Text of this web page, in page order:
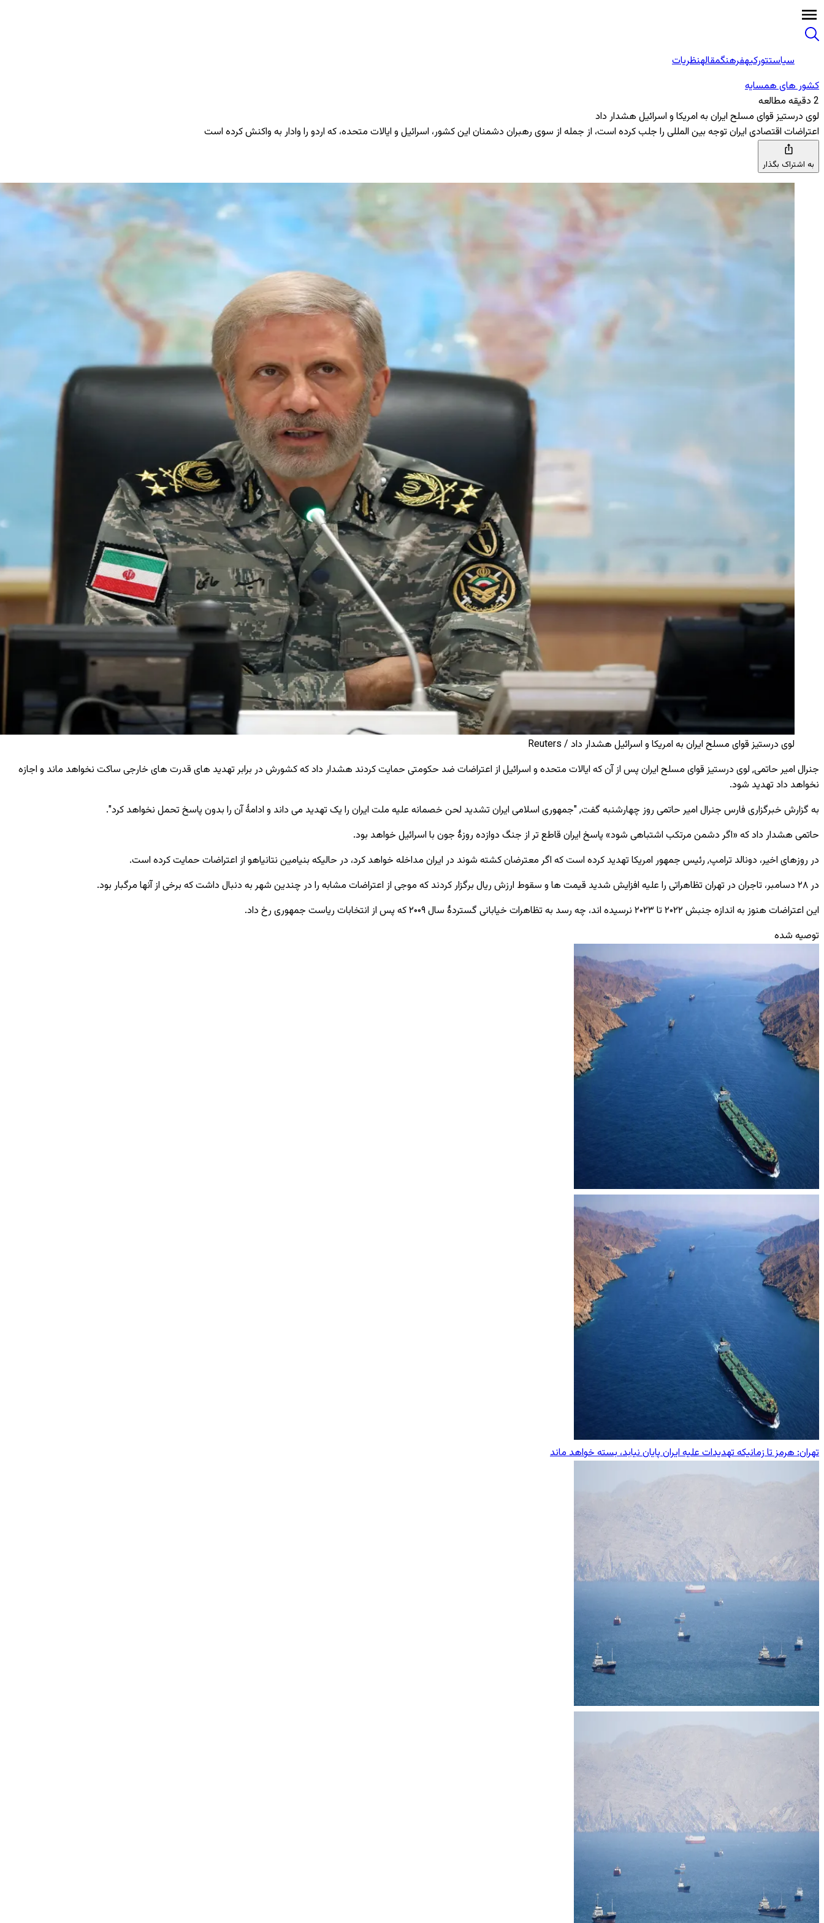
سیاستتورکیهفرهنگمقالهنظریات
کشور های همسایه
2 دقیقه مطالعه
لوی درستیز قوای مسلح ایران به امریکا و اسرائیل هشدار داد
اعتراضات اقتصادی ایران توجه بین ‌المللی را جلب کرده است، از جمله از سوی رهبران دشمنان این کشور، اسرائیل و ایالات متحده، که اردو را وادار به واکنش کرده است
به اشتراک بگذار
لوی درستیز قوای مسلح ایران به امریکا و اسرائیل هشدار داد / Reuters
جنرال امیر حاتمی, لوی درستیز قوای مسلح ایران پس از آن که ایالات متحده و اسرائیل از اعتراضات ضد حکومتی حمایت کردند هشدار داد که کشورش در برابر تهدید های قدرت ‌های خارجی ساکت نخواهد ماند و اجازه
نخواهد داد تهدید شود.
به گزارش خبرگزاری فارس جنرال امیر حاتمی روز چهارشنبه گفت, "جمهوری اسلامی ایران تشدید لحن خصمانه علیه ملت ایران را یک تهدید می ‌داند و ادامهٔ آن را بدون پاسخ تحمل نخواهد کرد".
حاتمی هشدار داد که «اگر دشمن مرتکب اشتباهی شود» پاسخ ایران قاطع‌ تر از جنگ دوازده روزهٔ جون با اسرائیل خواهد بود.
در روزهای اخیر، دونالد ترامپ, رئیس‌ جمهور امریکا تهدید کرده است که اگر معترضان کشته شوند در ایران مداخله خواهد کرد، در حالیکه بنیامین نتانیاهو از اعتراضات حمایت کرده است.
در ۲۸ دسامبر، تاجران در تهران تظاهراتی را علیه افزایش شدید قیمت‌ ها و سقوط ارزش ریال برگزار کردند که موجی از اعتراضات مشابه را در چندین شهر به دنبال داشت که برخی از آنها مرگبار بود.
این اعتراضات هنوز به اندازه جنبش ۲۰۲۲ تا ۲۰۲۳ نرسیده ‌اند، چه رسد به تظاهرات خیابانی گستردهٔ سال ۲۰۰۹ که پس از انتخابات ریاست‌ جمهوری رخ داد.
توصیه شده
تهران: هرمز تا زمانیکه تهدیدات علیه ایران پایان نیابد، بسته خواهد ماند